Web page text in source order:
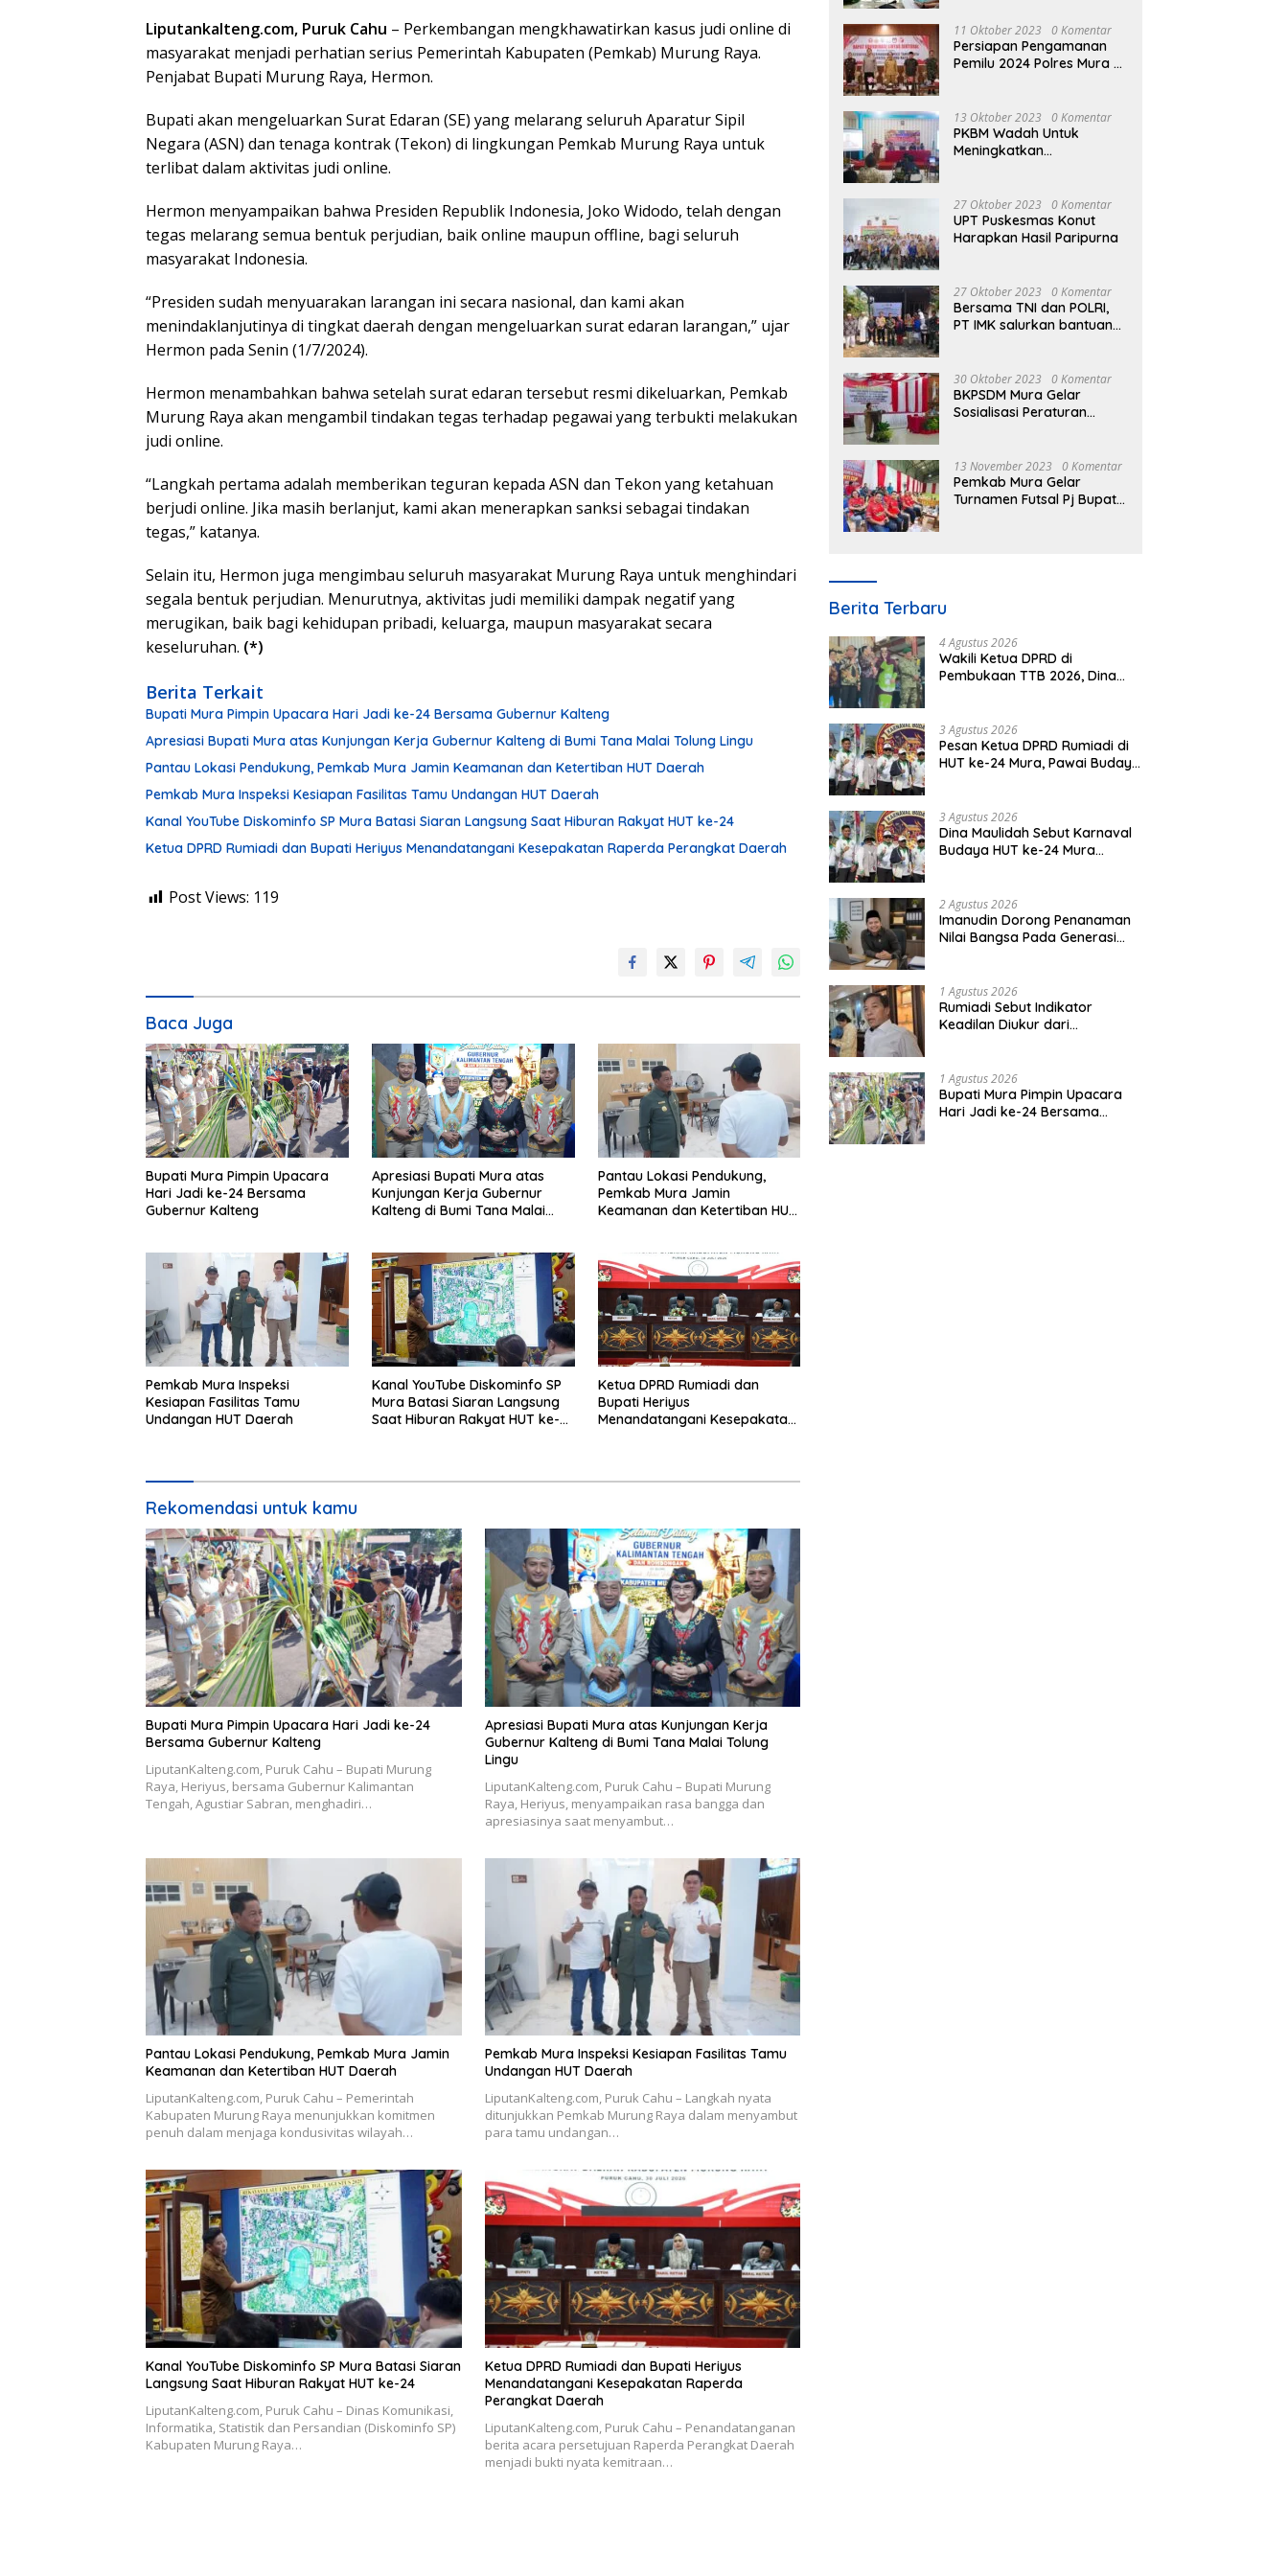
Liputankalteng.com, Puruk Cahu – Perkembangan mengkhawatirkan kasus judi online di
masyarakat menjadi perhatian serius Pemerintah Kabupaten (Pemkab) Murung Raya.
Penjabat Bupati Murung Raya, Hermon.
Bupati akan mengeluarkan Surat Edaran (SE) yang melarang seluruh Aparatur Sipil
Negara (ASN) dan tenaga kontrak (Tekon) di lingkungan Pemkab Murung Raya untuk
terlibat dalam aktivitas judi online.
Hermon menyampaikan bahwa Presiden Republik Indonesia, Joko Widodo, telah dengan
tegas melarang semua bentuk perjudian, baik online maupun offline, bagi seluruh
masyarakat Indonesia.
“Presiden sudah menyuarakan larangan ini secara nasional, dan kami akan
menindaklanjutinya di tingkat daerah dengan mengeluarkan surat edaran larangan,” ujar
Hermon pada Senin (1/7/2024).
Hermon menambahkan bahwa setelah surat edaran tersebut resmi dikeluarkan, Pemkab
Murung Raya akan mengambil tindakan tegas terhadap pegawai yang terbukti melakukan
judi online.
“Langkah pertama adalah memberikan teguran kepada ASN dan Tekon yang ketahuan
berjudi online. Jika masih berlanjut, kami akan menerapkan sanksi sebagai tindakan
tegas,” katanya.
Selain itu, Hermon juga mengimbau seluruh masyarakat Murung Raya untuk menghindari
segala bentuk perjudian. Menurutnya, aktivitas judi memiliki dampak negatif yang
merugikan, baik bagi kehidupan pribadi, keluarga, maupun masyarakat secara
keseluruhan. (*)
Berita Terkait
Bupati Mura Pimpin Upacara Hari Jadi ke-24 Bersama Gubernur Kalteng
Apresiasi Bupati Mura atas Kunjungan Kerja Gubernur Kalteng di Bumi Tana Malai Tolung Lingu
Pantau Lokasi Pendukung, Pemkab Mura Jamin Keamanan dan Ketertiban HUT Daerah
Pemkab Mura Inspeksi Kesiapan Fasilitas Tamu Undangan HUT Daerah
Kanal YouTube Diskominfo SP Mura Batasi Siaran Langsung Saat Hiburan Rakyat HUT ke-24
Ketua DPRD Rumiadi dan Bupati Heriyus Menandatangani Kesepakatan Raperda Perangkat Daerah
Post Views: 119
Baca Juga
Bupati Mura Pimpin Upacara
Hari Jadi ke-24 Bersama
Gubernur Kalteng
Apresiasi Bupati Mura atas
Kunjungan Kerja Gubernur
Kalteng di Bumi Tana Malai
Pantau Lokasi Pendukung,
Pemkab Mura Jamin
Keamanan dan Ketertiban HUT
Pemkab Mura Inspeksi
Kesiapan Fasilitas Tamu
Undangan HUT Daerah
Kanal YouTube Diskominfo SP
Mura Batasi Siaran Langsung
Saat Hiburan Rakyat HUT ke-
Ketua DPRD Rumiadi dan
Bupati Heriyus
Menandatangani Kesepakatan
Rekomendasi untuk kamu
Bupati Mura Pimpin Upacara Hari Jadi ke-24
Bersama Gubernur Kalteng
LiputanKalteng.com, Puruk Cahu – Bupati Murung
Raya, Heriyus, bersama Gubernur Kalimantan
Tengah, Agustiar Sabran, menghadiri…
Apresiasi Bupati Mura atas Kunjungan Kerja
Gubernur Kalteng di Bumi Tana Malai Tolung
Lingu
LiputanKalteng.com, Puruk Cahu – Bupati Murung
Raya, Heriyus, menyampaikan rasa bangga dan
apresiasinya saat menyambut…
Pantau Lokasi Pendukung, Pemkab Mura Jamin
Keamanan dan Ketertiban HUT Daerah
LiputanKalteng.com, Puruk Cahu – Pemerintah
Kabupaten Murung Raya menunjukkan komitmen
penuh dalam menjaga kondusivitas wilayah…
Pemkab Mura Inspeksi Kesiapan Fasilitas Tamu
Undangan HUT Daerah
LiputanKalteng.com, Puruk Cahu – Langkah nyata
ditunjukkan Pemkab Murung Raya dalam menyambut
para tamu undangan…
Kanal YouTube Diskominfo SP Mura Batasi Siaran
Langsung Saat Hiburan Rakyat HUT ke-24
LiputanKalteng.com, Puruk Cahu – Dinas Komunikasi,
Informatika, Statistik dan Persandian (Diskominfo SP)
Kabupaten Murung Raya…
Ketua DPRD Rumiadi dan Bupati Heriyus
Menandatangani Kesepakatan Raperda
Perangkat Daerah
LiputanKalteng.com, Puruk Cahu – Penandatanganan
berita acara persetujuan Raperda Perangkat Daerah
menjadi bukti nyata kemitraan…
Perubahan 2023
11 Oktober 2023 0 Komentar
Persiapan Pengamanan
Pemilu 2024 Polres Mura
13 Oktober 2023 0 Komentar
PKBM Wadah Untuk
Meningkatkan
Dalam Bidang Ekonomi
27 Oktober 2023 0 Komentar
UPT Puskesmas Konut
Harapkan Hasil Paripurna
27 Oktober 2023 0 Komentar
Bersama TNI dan POLRI,
PT IMK salurkan bantuan
30 Oktober 2023 0 Komentar
BKPSDM Mura Gelar
Sosialisasi Peraturan
13 November 2023 0 Komentar
Pemkab Mura Gelar
Turnamen Futsal Pj Bupati
Berita Terbaru
4 Agustus 2026
Wakili Ketua DPRD di
Pembukaan TTB 2026, Dina
3 Agustus 2026
Pesan Ketua DPRD Rumiadi di
HUT ke-24 Mura, Pawai Budaya
3 Agustus 2026
Dina Maulidah Sebut Karnaval
Budaya HUT ke-24 Mura
2 Agustus 2026
Imanudin Dorong Penanaman
Nilai Bangsa Pada Generasi
1 Agustus 2026
Rumiadi Sebut Indikator
Keadilan Diukur dari
1 Agustus 2026
Bupati Mura Pimpin Upacara
Hari Jadi ke-24 Bersama